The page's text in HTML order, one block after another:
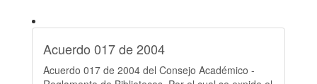
Acuerdo 017 de 2004
Acuerdo 017 de 2004 del Consejo Académico -